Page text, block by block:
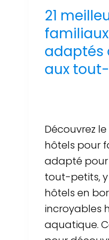
21
adaptés
aux
Découvrez
hôtels pour
adapté pour
tout-petits,
hôtels en
incroyables
aquatique.